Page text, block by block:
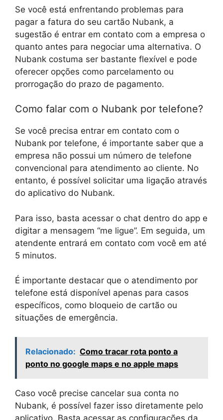
Se você está enfrentando problemas para
pagar a fatura do seu cartão Nubank, a
sugestão é entrar em contato com a empresa o
quanto antes para negociar uma alternativa. O
Nubank costuma ser bastante flexível e pode
oferecer opções como parcelamento ou
prorrogação do prazo de pagamento.
Como falar com o Nubank por telefone?
Se você precisa entrar em contato com o
Nubank por telefone, é importante saber que a
empresa não possui um número de telefone
convencional para atendimento ao cliente. No
entanto, é possível solicitar uma ligação através
do aplicativo do Nubank.
Para isso, basta acessar o chat dentro do app e
digitar a mensagem “me ligue”. Em seguida, um
atendente entrará em contato com você em até
5 minutos.
É importante destacar que o atendimento por
telefone está disponível apenas para casos
específicos, como bloqueio de cartão ou
situações de emergência.
Relacionado: Como tracar rota ponto a
ponto no google maps e no apple maps
Caso você precise cancelar sua conta no
Nubank, é possível fazer isso diretamente pelo
aplicativo. Basta acessar as configurações da